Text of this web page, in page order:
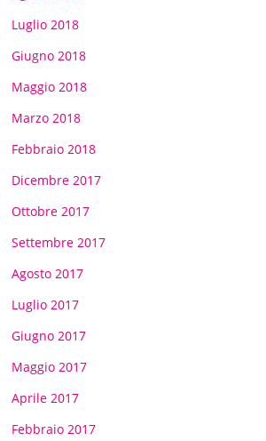
Luglio 2018
Giugno 2018
Maggio 2018
Marzo 2018
Febbraio 2018
Dicembre 2017
Ottobre 2017
Settembre 2017
Agosto 2017
Luglio 2017
Giugno 2017
Maggio 2017
Aprile 2017
Febbraio 2017